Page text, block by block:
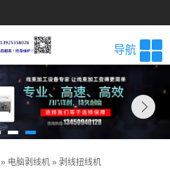
导航
» 电脑剥线机 » 剥线扭线机